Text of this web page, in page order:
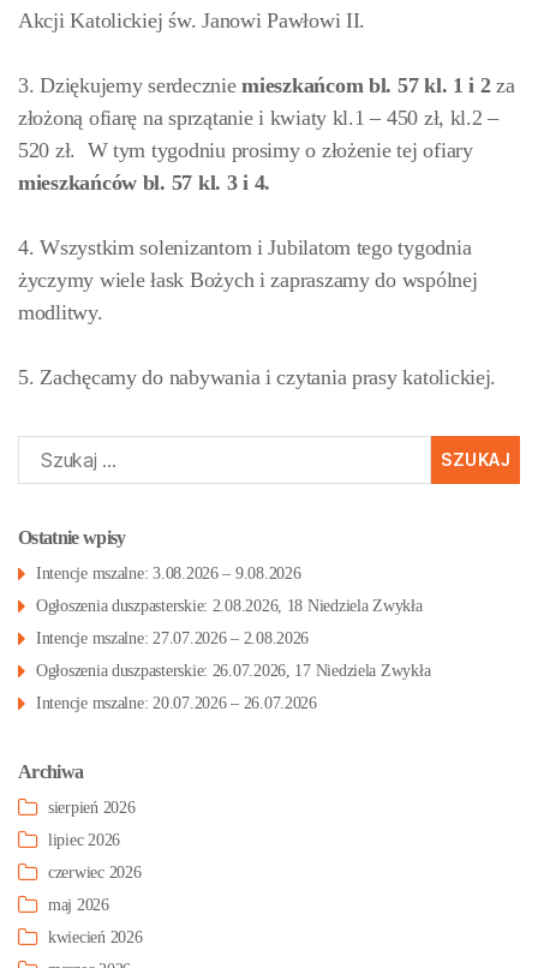
Akcji Katolickiej św. Janowi Pawłowi II.
3. Dziękujemy serdeczniemieszkańcom bl. 57 kl. 1 i 2za
złożoną ofiarę na sprzątanie i kwiaty kl.1 – 450 zł, kl.2 –
520 zł. W tym tygodniu prosimy o złożenie tej ofiary
mieszkańców bl. 57 kl. 3 i 4.
4. Wszystkim solenizantom i Jubilatom tego tygodnia
życzymy wiele łask Bożych i zapraszamy do wspólnej
modlitwy.
5. Zachęcamy do nabywania i czytania prasy katolickiej.
Szukaj:
Ostatnie wpisy
Intencje mszalne: 3.08.2026 – 9.08.2026
Ogłoszenia duszpasterskie: 2.08.2026, 18 Niedziela Zwykła
Intencje mszalne: 27.07.2026 – 2.08.2026
Ogłoszenia duszpasterskie: 26.07.2026, 17 Niedziela Zwykła
Intencje mszalne: 20.07.2026 – 26.07.2026
Archiwa
sierpień 2026
lipiec 2026
czerwiec 2026
maj 2026
kwiecień 2026